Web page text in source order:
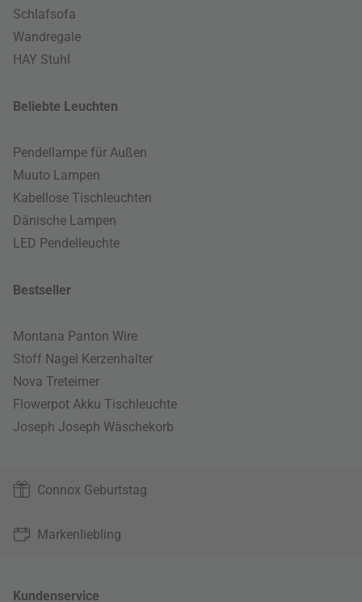
Schlafsofa
Wandregale
HAY Stuhl
Beliebte Leuchten
Pendellampe für Außen
Muuto Lampen
Kabellose Tischleuchten
Dänische Lampen
LED Pendelleuchte
Bestseller
Montana Panton Wire
Stoff Nagel Kerzenhalter
Nova Treteimer
Flowerpot Akku Tischleuchte
Joseph Joseph Wäschekorb
Connox Geburtstag
Markenliebling
Kundenservice